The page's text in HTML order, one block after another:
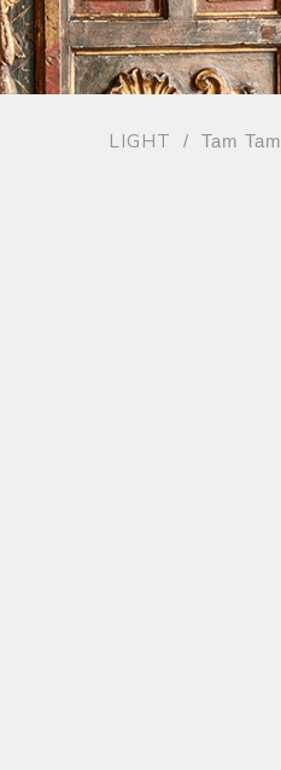
LIGHT / Tam Tam